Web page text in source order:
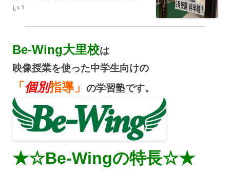
い！
Be-Wing大里校は
映像授業を使った中学生向けの
「個別指導」 の学習塾です。
★☆Be-Wingの特長☆★